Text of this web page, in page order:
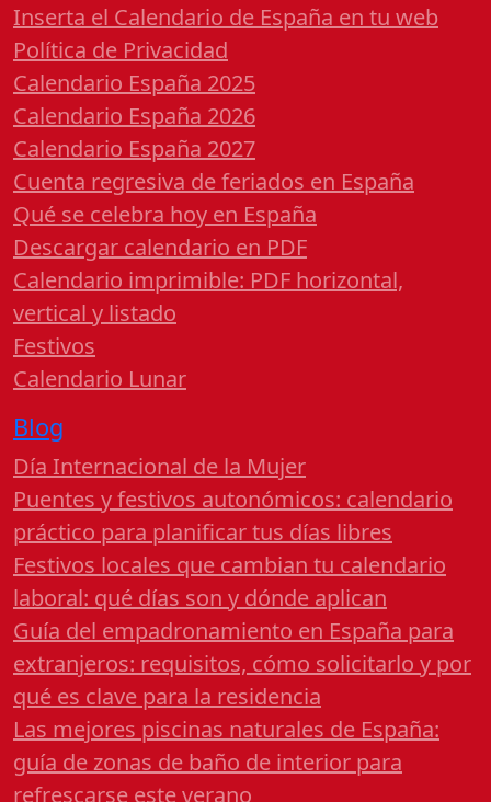
Inserta el Calendario de España en tu web
Política de Privacidad
Calendario España 2025
Calendario España 2026
Calendario España 2027
Cuenta regresiva de feriados en España
Qué se celebra hoy en España
Descargar calendario en PDF
Calendario imprimible: PDF horizontal,
vertical y listado
Festivos
Calendario Lunar
Blog
Día Internacional de la Mujer
Puentes y festivos autonómicos: calendario
práctico para planificar tus días libres
Festivos locales que cambian tu calendario
laboral: qué días son y dónde aplican
Guía del empadronamiento en España para
extranjeros: requisitos, cómo solicitarlo y por
qué es clave para la residencia
Las mejores piscinas naturales de España:
guía de zonas de baño de interior para
refrescarse este verano